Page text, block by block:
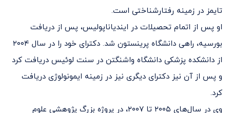
تایمز در زمینه رفتارشناختی است.
او پس از اتمام تحصیلات در ایندیاناپولیس، پس از دریافت
بورسیه، راهی دانشگاه پرینستون شد. دکترای خود را در سال ۲۰۰۴
از دانشکده پزشکی دانشگاه واشنگتن در سنت لوئیس دریافت کرد
و پس از آن نیز دکترای دیگری نیز در زمینه ایمونولوژی دریافت
کرد.
وی در سال‌های ۲۰۰۵ تا ۲۰۰۷، در پروژه بزرگ پژوهشی علوم